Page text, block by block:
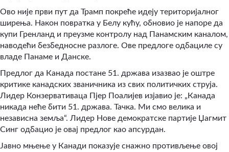
Ово није први пут да Трамп покреће идеју територијалног
ширења. Након повратка у Белу кућу, обновио је напоре да
купи Гренланд и преузме контролу над Панамским каналом,
наводећи безбедносне разлоге. Ове предлоге одбациле су
владе Панаме и Данске.
Предлог да Канада постане 51. држава изазвао је оштре
критике канадских званичника из свих политичких струја.
Лидер Конзервативаца Пјер Поалијев изјавио је: „Канада
никада неће бити 51. држава. Тачка. Ми смо велика и
независна земља“. Лидер Нове демократске партије Џагмит
Синг одбацио је овај предлог као апсурдан.
Јавно мњење у Канади показује снажно противљење овој